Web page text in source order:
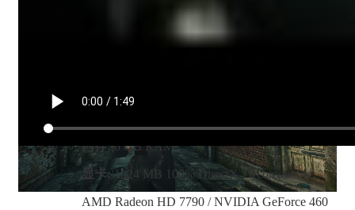
Windows 7 64 Bit / Windows 8.1 64
内存:6 GB RAM
显卡:1024 MB 100% DirectX 11 compatible
AMD Radeon HD 7790 / NVIDIA GeForce 460